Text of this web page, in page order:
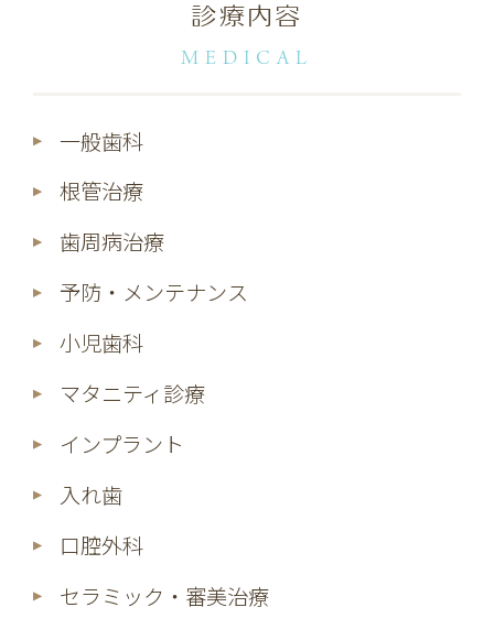
診療内容
MEDICAL
一般歯科
インプラント
根管治療
入れ歯
歯周病治療
口腔外科
予防・メンテナンス
セラミック・審美治療
小児歯科
マタニティ診療